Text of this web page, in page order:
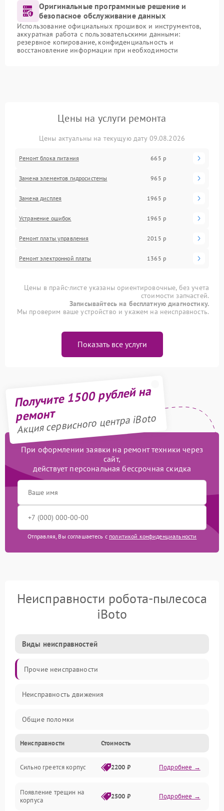
Оригинальные программные решение и
безопасное обслуживание данных
Использование официальных прошивок и инструментов,
аккуратная работа с пользовательскими данными:
резервное копирование, конфиденциальность и
восстановление информации при необходимости
Цены на услуги ремонта
Цены актуальны на текущую дату 09.08.2026
Ремонт блока питания 665 р
Замена элементов гидросистемы 965 р
Замена дисплея 1965 р
Устранение ошибок 1965 р
Ремонт платы управления 2015 р
Ремонт электронной платы 1365 р
Цены в прайс-листе указаны ориентировочные, без учета
стоимости запчастей.
Записывайтесь на бесплатную диагностику.
Мы проверим ваше устройство и укажем на неисправность.
Показать все услуги
Получите 1500 рублей на
ремонт
Акция сервисного центра iBoto
При оформлении заявки на ремонт техники через
сайт,
действует персональная бессрочная скидка
Отправляя, Вы соглашаетесь с политикой конфиденциальности
Неисправности робота-пылесоса
iBoto
Виды неисправностей
Прочие неисправности
Неисправность движения
Общие поломки
Неисправность датчиков
Неисправность программного обеспечения
Проблемы с сигналом
Неисправности Стоимость
Сильно греется корпус 2200 ₽ Подробнее →
Появление трещин на
корпуса
2500 ₽ Подробнее →